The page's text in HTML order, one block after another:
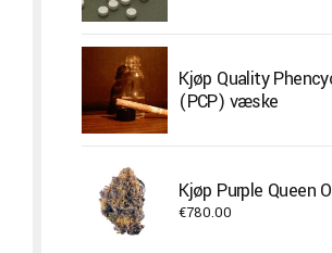
Kjøp Quality
(PCP) væske
Kjøp Purple Queen
€780.00